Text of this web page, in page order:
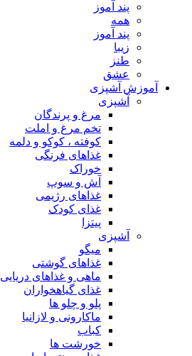
پند آموز
همه
پند آموز
زیبا
طنز
عشق
آموزش آشپزی
آشپزی
مرغ و پرندگان
تخم مرغ و املت
کوفته ، کوکو و دلمه
غذاهای فرنگی
خوراک
آش و سوپ
غذاهای رژیمی
غذای کودک
پیتزا
آشپزی
میگو
غذاهای گوشتی
ماهی و غذاهای دریایی
غذای گیاهخواران
پلو و چلو ها
ماکارونی و لازانیا
کباب
خورشت ها